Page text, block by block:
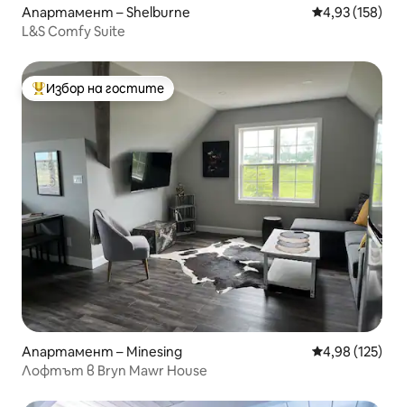
Апартамент – Shelburne Средна
4,93 (158)
L&S Comfy Suite
Най-популярен избор на гостите
Избор на гостите
Апартамент – Minesing Средна
4,98 (125)
Лофтът в Bryn Mawr House